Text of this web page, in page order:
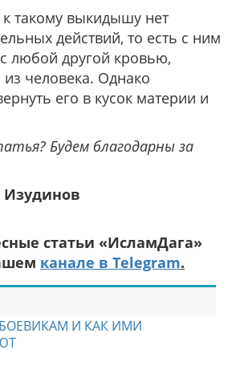
такому выкидышу нет
действий, то есть с ним
любой другой кровью,
человека. Однако
его в кусок материи и
Будем благодарны за
статьи «ИсламДага»
канале в Telegram.
И КАК ИМИ